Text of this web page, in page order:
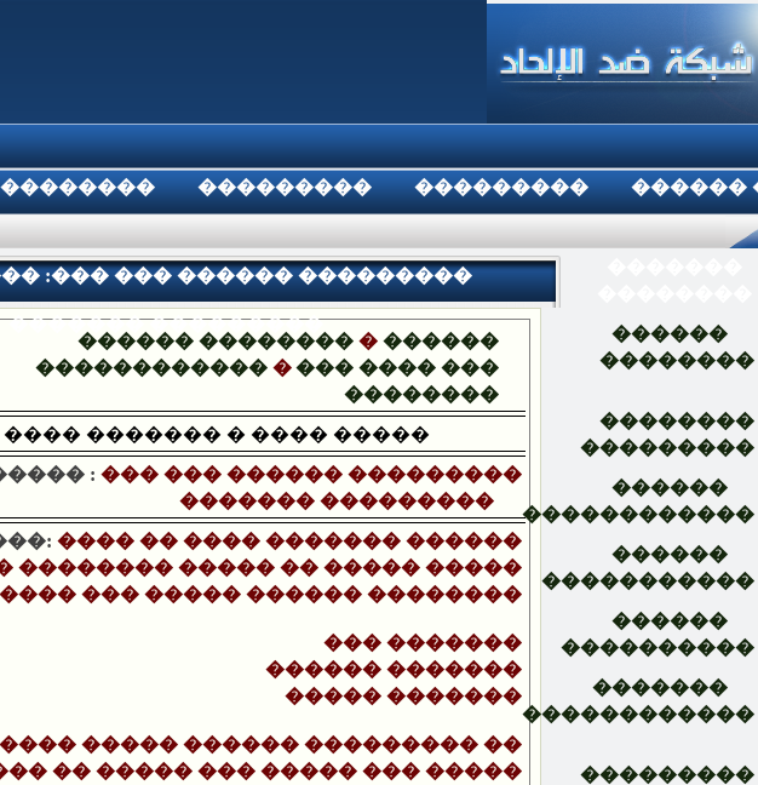
��������� ���������
������
:��� ��� ������ ���������
������� ���������
������ ��������� ������
������������� ��� ���� ���
��������
������� � ���� �����
: ��� ��� ������ ���������
������� ���������
���� �� ���� ������� ������
�������� ����� �� ����� �����
��� ����� ������ ��������
��� �������
������ �������
����� �������
����� ������ ��������� ��
�� ����� ��� ����� ��� �����
������
��������
��������
���������
������
������������
������
�����������
������
����������
�������
������������
���������